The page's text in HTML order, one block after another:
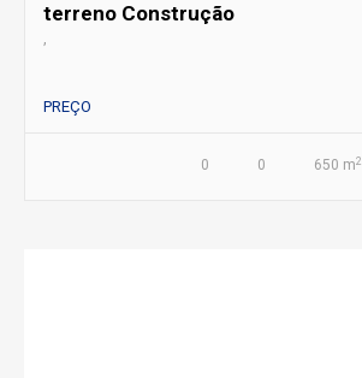
terreno Construção
,
PREÇO
0 0 650 m2